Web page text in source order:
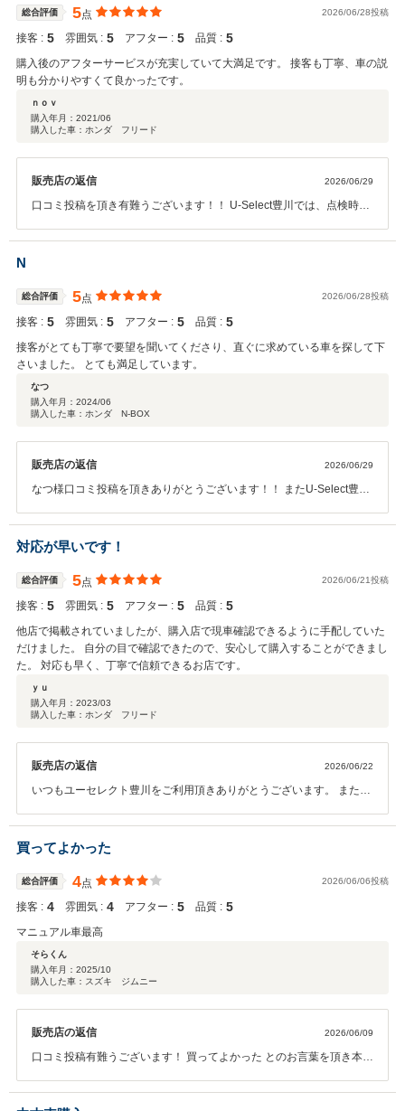
総合評価 5点 2026/06/28投稿
接客 : 5 雰囲気 : 5 アフター : 5 品質 : 5
購入後のアフターサービスが充実していて大満足です。 接客も丁寧、車の説
明も分かりやすくて良かったです。
ｎｏｖ
購入年月： 2021/06
購入した車：ホンダ フリード
販売店の返信 2026/06/29
口コミ投稿を頂き有難うございます！！ U-Select豊川では、点検時や
像レポートなども活用させて頂いております。今後も末永くご利用頂
N
総合評価 5点 2026/06/28投稿
接客 : 5 雰囲気 : 5 アフター : 5 品質 : 5
接客がとても丁寧で要望を聞いてくださり、直ぐに求めている車を探して下
さいました。 とても満足しています。
なつ
購入年月： 2024/06
購入した車：ホンダ N-BOX
販売店の返信 2026/06/29
なつ様口コミ投稿を頂きありがとうございます！！ またU-Select豊川
ます。 今後も末永いお付合いの程よろしくお願いいたします。
対応が早いです！
総合評価 5点 2026/06/21投稿
接客 : 5 雰囲気 : 5 アフター : 5 品質 : 5
他店で掲載されていましたが、購入店で現車確認できるように手配していた
だけました。 自分の目で確認できたので、安心して購入することができまし
た。 対応も早く、丁寧で信頼できるお店です。
ｙｕ
購入年月： 2023/03
購入した車：ホンダ フリード
販売店の返信 2026/06/22
いつもユーセレクト豊川をご利用頂きありがとうございます。 また口
展示されている中古車も安心してご購入頂けるように、 豊富な写真や
車両品質評価書などで詳しくご説明させて頂く事を、 商談で心掛けて
おります。 今後もメンテナンスでのご来店をスタッフ一同お待ちして
おります。 どうぞよろしくお願いします！！
買ってよかった
総合評価 4点 2026/06/06投稿
接客 : 4 雰囲気 : 4 アフター : 5 品質 : 5
マニュアル車最高
そらくん
購入年月： 2025/10
購入した車：スズキ ジムニー
販売店の返信 2026/06/09
口コミ投稿有難うございます！ 買ってよかった とのお言葉を頂き本当
検、整備を しっかりと実施して参りますので今後ともよろしくお願い
します！